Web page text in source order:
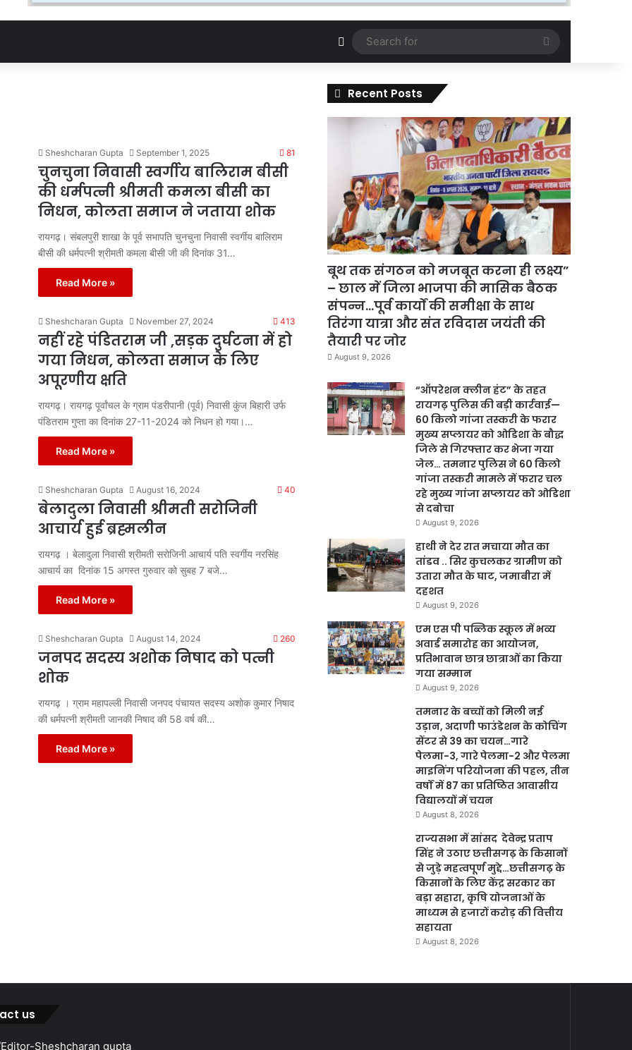
Random Article
Search
for
Sheshcharan Gupta September 1, 2025 81
चुनचुना निवासी स्वर्गीय बालिराम बीसी
की धर्मपत्नी श्रीमती कमला बीसी का
निधन, कोलता समाज ने जताया शोक
रायगढ़। संबलपुरी शाखा के पूर्व सभापति चुनचुना निवासी स्वर्गीय बालिराम
बीसी की धर्मपत्नी श्रीमती कमला बीसी जी की दिनांक 31…
Read More »
Sheshcharan Gupta November 27, 2024 413
नहीं रहे पंडितराम जी ,सड़क दुर्घटना में हो
गया निधन, कोलता समाज के लिए
अपूरणीय क्षति
रायगढ़। रायगढ़ पूर्वांचल के ग्राम पंडरीपानी (पूर्व) निवासी कुंज बिहारी उर्फ
पंडितराम गुप्ता का दिनांक 27-11-2024 को निधन हो गया।…
Read More »
Sheshcharan Gupta August 16, 2024 40
बेलादुला निवासी श्रीमती सरोजिनी
आचार्य हुई ब्रह्मलीन
रायगढ़ । बेलादुला निवासी श्रीमती सरोजिनी आचार्य पति स्वर्गीय नरसिंह
आचार्य का दिनांक 15 अगस्त गुरुवार को सुबह 7 बजे…
Read More »
Sheshcharan Gupta August 14, 2024 260
जनपद सदस्य अशोक निषाद को पत्नी
शोक
रायगढ़ । ग्राम महापल्ली निवासी जनपद पंचायत सदस्य अशोक कुमार निषाद
की धर्मपत्नी श्रीमती जानकी निषाद की 58 वर्ष की…
Read More »
Recent Posts
बूथ तक संगठन को मजबूत करना ही लक्ष्य”
– छाल में जिला भाजपा की मासिक बैठक
संपन्न…पूर्व कार्यों की समीक्षा के साथ
तिरंगा यात्रा और संत रविदास जयंती की
तैयारी पर जोर
August 9, 2026
“ऑपरेशन क्लीन हंट” के तहत
रायगढ़ पुलिस की बड़ी कार्रवाई—
60 किलो गांजा तस्करी के फरार
मुख्य सप्लायर को ओडिशा के बौद्ध
जिले से गिरफ्तार कर भेजा गया
जेल… तमनार पुलिस ने 60 किलो
गांजा तस्करी मामले में फरार चल
रहे मुख्य गांजा सप्लायर को ओडिशा
से दबोचा
August 9, 2026
हाथी ने देर रात मचाया मौत का
तांडव .. सिर कुचलकर ग्रामीण को
उतारा मौत के घाट, जमाबीरा में
दहशत
August 9, 2026
एम एस पी पब्लिक स्कूल में भव्य
अवार्ड समारोह का आयोजन,
प्रतिभावान छात्र छात्राओं का किया
गया सम्मान
August 9, 2026
तमनार के बच्चों को मिली नई
उड़ान, अदाणी फाउंडेशन के कोचिंग
सेंटर से 39 का चयन…गारे
पेलमा-3, गारे पेलमा-2 और पेलमा
माइनिंग परियोजना की पहल, तीन
वर्षों में 87 का प्रतिष्ठित आवासीय
विद्यालयों में चयन
August 8, 2026
राज्यसभा में सांसद देवेन्द्र प्रताप
सिंह ने उठाए छत्तीसगढ़ के किसानों
से जुड़े महत्वपूर्ण मुद्दे…छत्तीसगढ़ के
किसानों के लिए केंद्र सरकार का
बड़ा सहारा, कृषि योजनाओं के
माध्यम से हजारों करोड़ की वित्तीय
सहायता
August 8, 2026
us
Sheshcharan gupta